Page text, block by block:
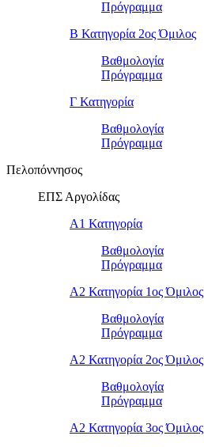
Πρόγραμμα
Β Κατηγορία 2ος Όμιλος
Βαθμολογία
Πρόγραμμα
Γ Κατηγορία
Βαθμολογία
Πρόγραμμα
Πελοπόννησος
ΕΠΣ Αργολίδας
Α1 Κατηγορία
Βαθμολογία
Πρόγραμμα
Α2 Κατηγορία 1ος Όμιλος
Βαθμολογία
Πρόγραμμα
Α2 Κατηγορία 2ος Όμιλος
Βαθμολογία
Πρόγραμμα
Α2 Κατηγορία 3ος Όμιλος